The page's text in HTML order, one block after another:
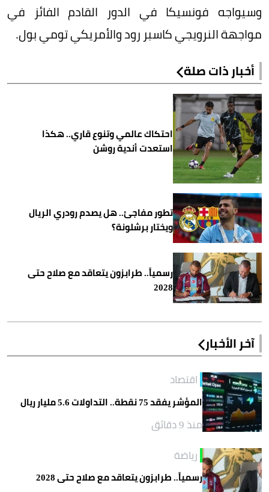
وسيواجه فونسيكا في الدور القادم الفائز في
مواجهة النرويجي كاسبر رود والأمريكي تومي بول.
أخبار ذات صلة
احتكاك عالمي وتنوع قاري.. هكذا
استعدت أندية روشن
تطور مفاجئ.. هل يصدم رودري الريال
ويختار برشلونة؟
رسمياً.. طرابزون يتعاقد مع صلاح حتى
2028
آخر الأخبار
اقتصاد
المؤشر يفقد 75 نقطة.. التداولات 5.6 مليار ريال
منذ 9 دقائق
رياضة
رسمياً.. طرابزون يتعاقد مع صلاح حتى 2028